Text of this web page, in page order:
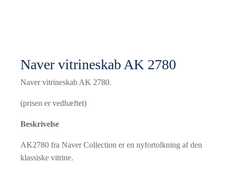
Naver vitrineskab AK 2780
Naver vitrineskab AK 2780.
(prisen er vedhæftet)
Beskrivelse
AK2780 fra Naver Collection er en nyfortolkning af den
klassiske vitrine.